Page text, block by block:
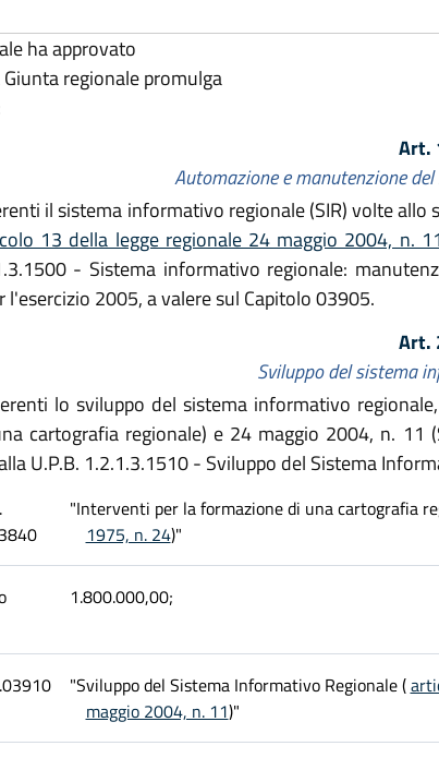
ha approvato
regionale promulga
Art.
Automazione e manutenzione
il sistema informativo regionale (SIR) volte
13 della legge regionale 24 maggio 2004, n.
- Sistema informativo regionale:
l'esercizio 2005, a valere sul Capitolo 03905.
Art.
Sviluppo del sistema
lo sviluppo del sistema informativo
cartografia regionale) e 24 maggio 2004, n.
U.P.B. 1.2.1.3.1510 - Sviluppo del Sistema
"Interventi per la formazione di una cartografia
1975, n. 24)"
1.800.000,00;
"Sviluppo del Sistema Informativo Regionale (
maggio 2004, n. 11)"